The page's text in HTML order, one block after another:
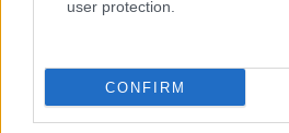
user protection.
CONFIRM